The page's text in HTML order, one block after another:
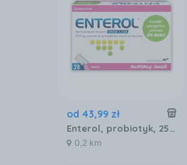
od 43,99 zł
Enterol, probiotyk, 250 mg, 20 saszetek
0,2 km